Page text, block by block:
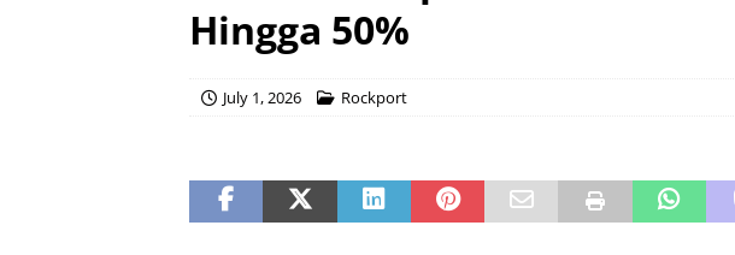
Hingga 50%
July 1, 2026 Rockport